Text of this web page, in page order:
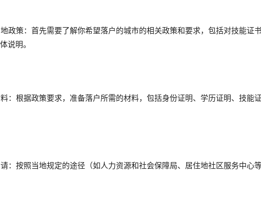
政策：首先需要了解你希望落户的城市的相关政策和要求，包括对技能证
说明。
：根据政策要求，准备落户所需的材料，包括身份证明、学历证明、技能
：按照当地规定的途径（如人力资源和社会保障局、居住地社区服务中心